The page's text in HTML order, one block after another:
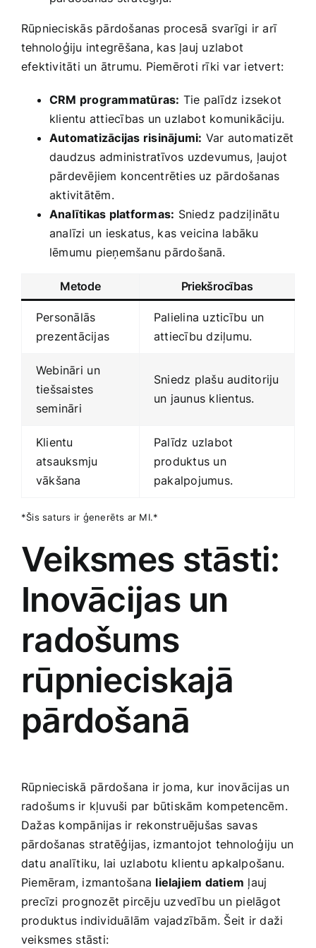
Rūpnieciskās pārdošanas procesā svarīgi ir arī⁣
tehnoloģiju integrēšana,⁣ kas ļauj uzlabot
efektivitāti un ātrumu. Piemēroti rīki var‍ ietvert:
CRM programmatūras: Tie palīdz izsekot
klientu attiecības un uzlabot komunikāciju.
Automatizācijas risinājumi: Var automatizēt
daudzus administratīvos uzdevumus,⁣ ļaujot
pārdevējiem koncentrēties uz pārdošanas
aktivitātēm.
Analītikas platformas: Sniedz padziļinātu
analīzi un ieskatus,⁣ kas veicina labāku
lēmumu pieņemšanu pārdošanā.
Metode Priekšrocības
Personālās
prezentācijas
Palielina uzticību un
attiecību dziļumu.
Webināri⁤ un
tiešsaistes
semināri
Sniedz plašu auditoriju
un jaunus klientus.
Klientu
atsauksmju
vākšana
Palīdz uzlabot
produktus un
pakalpojumus.
*Šis saturs ir ģenerēts ar MI.*
Veiksmes stāsti:⁤
Inovācijas ‍un
radošums
rūpnieciskajā
pārdošanā
Rūpnieciskā ⁣pārdošana ir joma, ​kur inovācijas un
radošums ir‌ kļuvuši par būtiskām kompetencēm.
Dažas kompānijas ir‌ rekonstruējušas ‍savas
pārdošanas ⁤stratēģijas, izmantojot tehnoloģiju un
datu analītiku, lai uzlabotu ⁢klientu apkalpošanu.
Piemēram, izmantošana lielajiem datiem ļauj⁢
precīzi prognozēt pircēju uzvedību un pielāgot
produktus individuālām vajadzībām. Šeit ir daži
veiksmes⁣ stāsti: